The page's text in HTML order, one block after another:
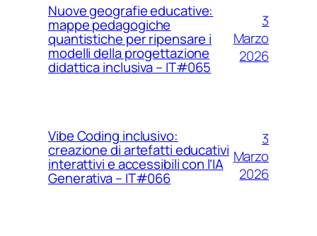
Nuove geografie educative:
mappe pedagogiche
quantistiche per ripensare i
modelli della progettazione
didattica inclusiva – IT#065
3
Marzo
2026
Vibe Coding inclusivo:
creazione di artefatti educativi
interattivi e accessibili con l’IA
Generativa – IT#066
3
Marzo
2026